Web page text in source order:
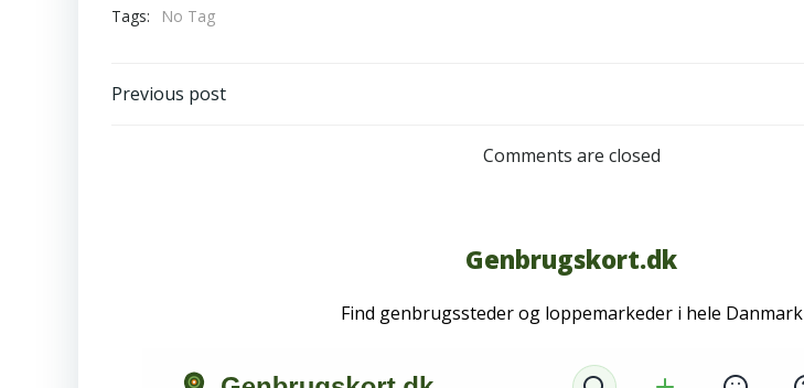
Tags:
No Tag
Post
Previous post
Comments are closed
Genbrugskort.dk
Find genbrugssteder og loppemarkeder i hele Danmark